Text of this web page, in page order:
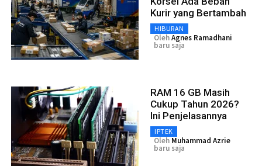
Kurir yang Bertambah
HIBURAN
OlehAgnes Ramadhani
baru saja
RAM 16 GB Masih
Cukup Tahun 2026?
Ini Penjelasannya
IPTEK
Oleh Muhammad Azrie
baru saja